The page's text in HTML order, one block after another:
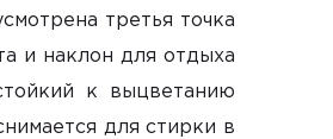
третья точка
и наклон для отдыха
к выцветанию
для стирки в